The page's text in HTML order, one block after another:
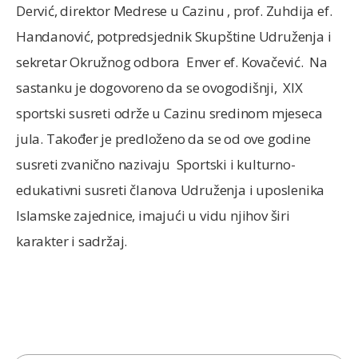
Dervić, direktor Medrese u Cazinu , prof. Zuhdija ef.
Handanović, potpredsjednik Skupštine Udruženja i
sekretar Okružnog odbora Enver ef. Kovačević. Na
sastanku je dogovoreno da se ovogodišnji, XIX
sportski susreti održe u Cazinu sredinom mjeseca
jula. Također je predloženo da se od ove godine
susreti zvanično nazivaju Sportski i kulturno-
edukativni susreti članova Udruženja i uposlenika
Islamske zajednice, imajući u vidu njihov širi
karakter i sadržaj.